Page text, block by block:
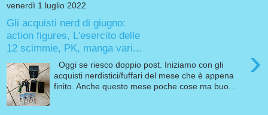
venerdì 1 luglio 2022
Gli acquisti nerd di giugno:
action figures, L'esercito delle
12 scimmie, PK, manga vari...
›
Oggi se riesco doppio post. Iniziamo con gli
acquisti nerdistici/fuffari del mese che è appena
finito. Anche questo mese poche cose ma buo...